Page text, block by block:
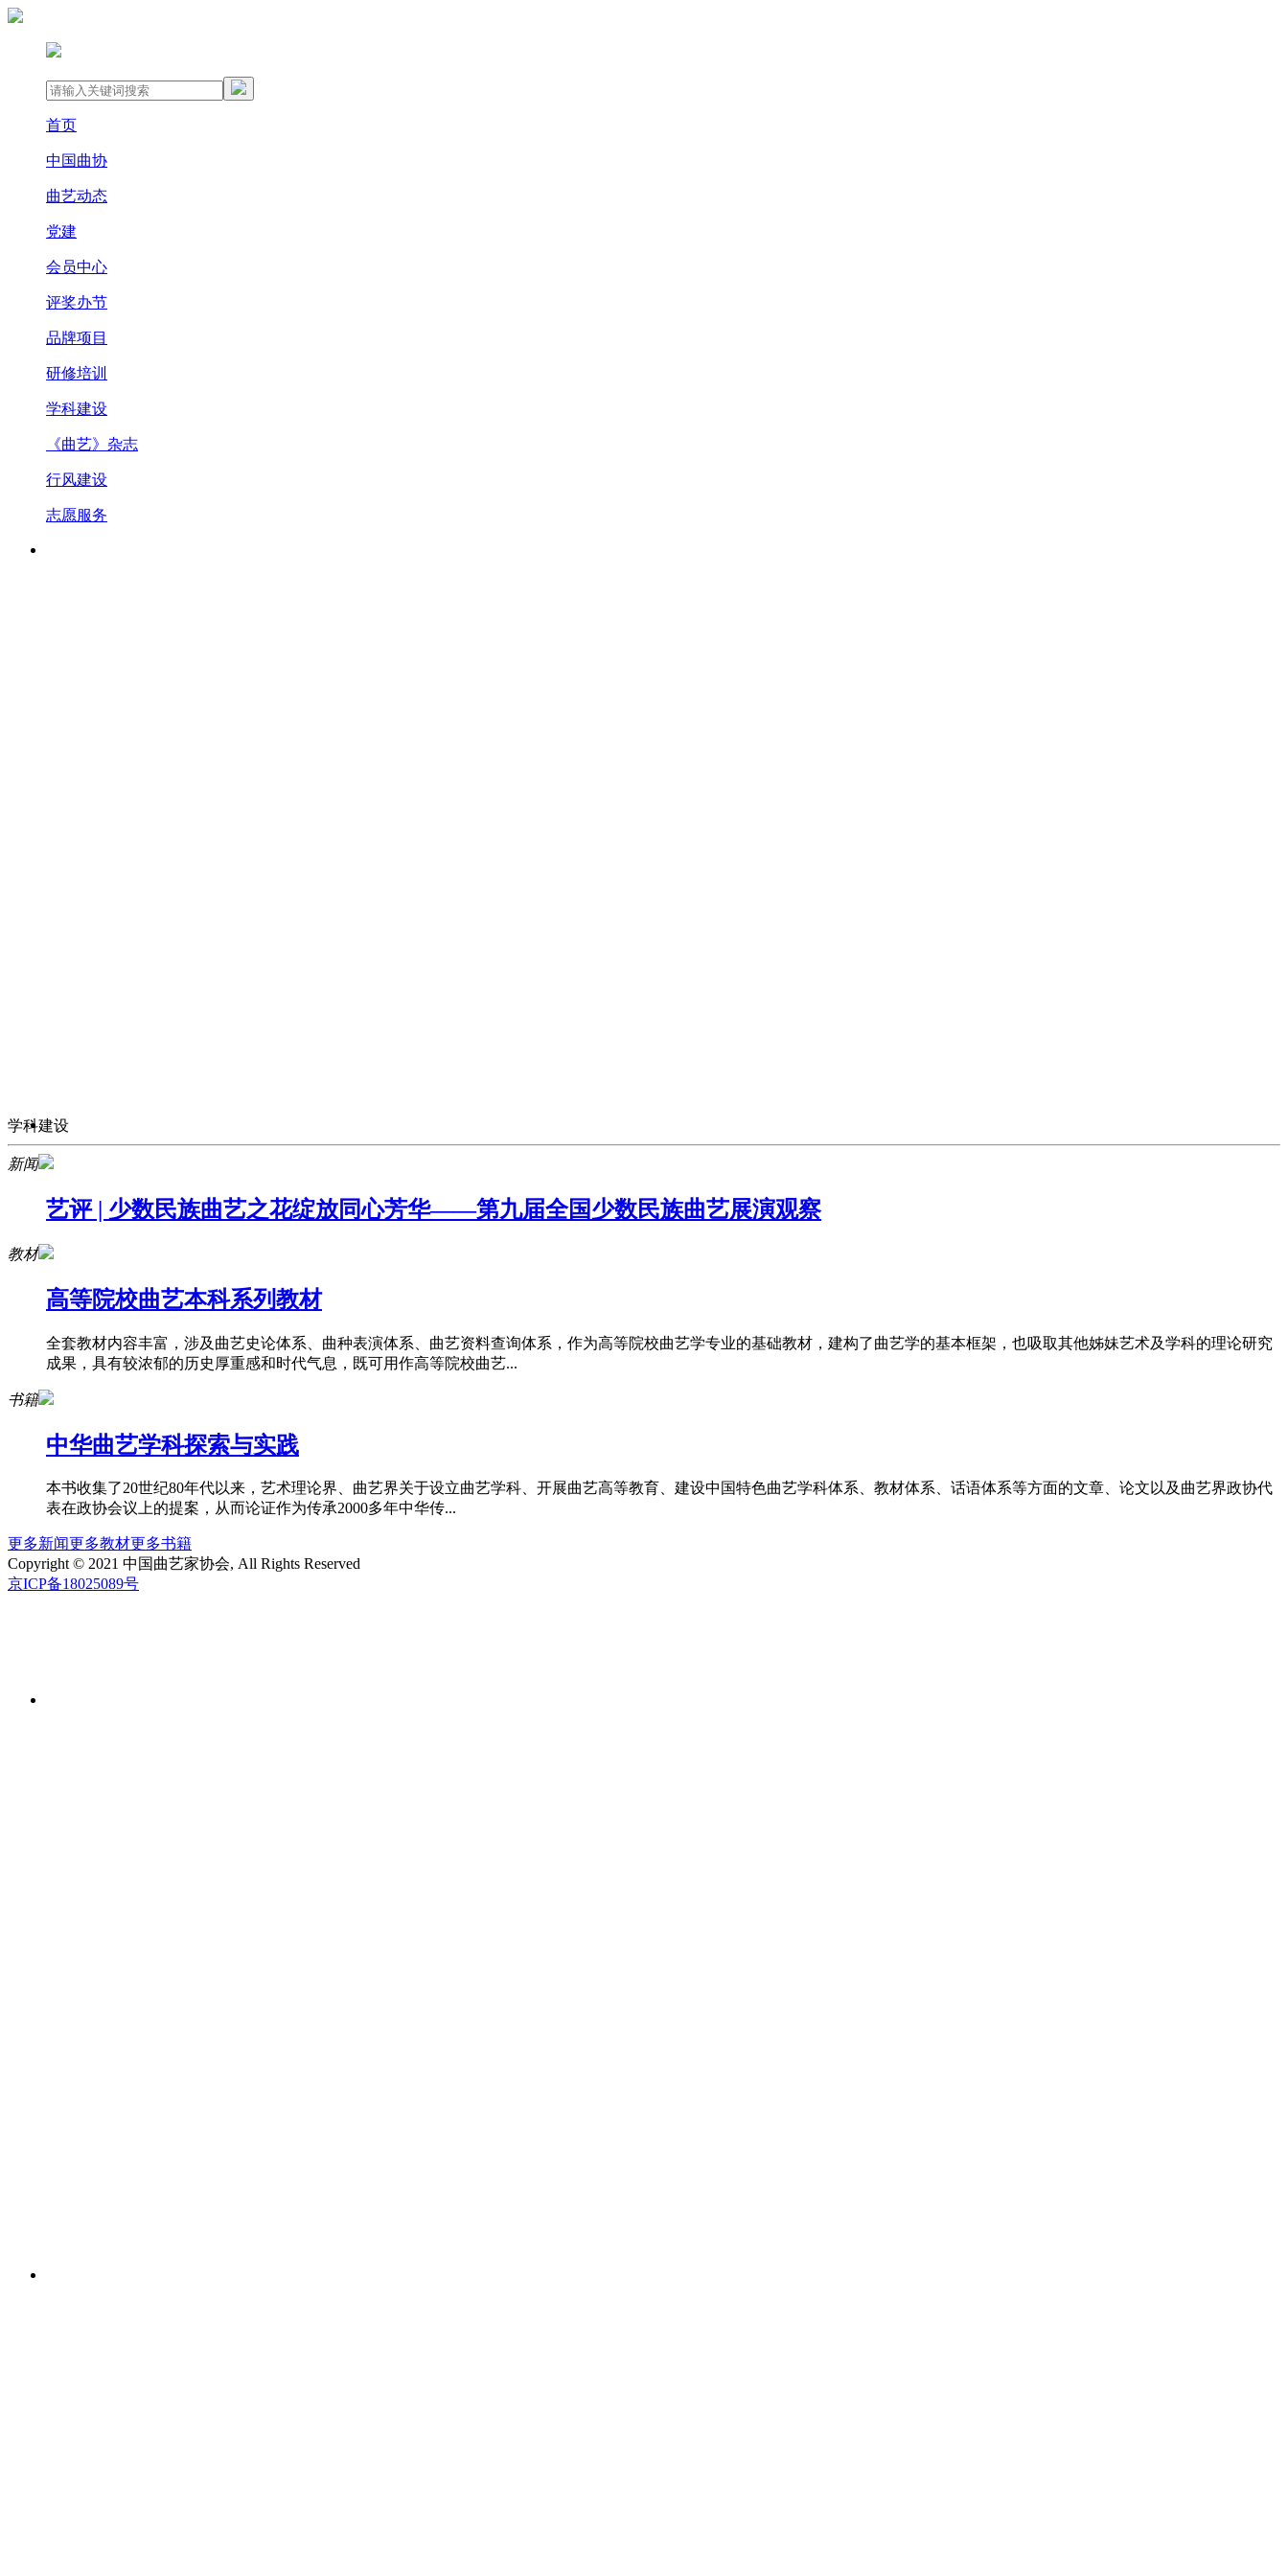
首页
中国曲协
曲艺动态
党建
会员中心
评奖办节
品牌项目
研修培训
学科建设
《曲艺》杂志
行风建设
志愿服务
学科建设
新闻
艺评 | 少数民族曲艺之花绽放同心芳华——第九届全国少数民族曲艺展演观察
教材
高等院校曲艺本科系列教材
全套教材内容丰富，涉及曲艺史论体系、曲种表演体系、曲艺资料查询体系，作为高等院校曲艺学专业的基础教材，建构了曲艺学的基本框架，也吸取其他姊妹艺术及学科的理论研究
成果，具有较浓郁的历史厚重感和时代气息，既可用作高等院校曲艺...
书籍
中华曲艺学科探索与实践
本书收集了20世纪80年代以来，艺术理论界、曲艺界关于设立曲艺学科、开展曲艺高等教育、建设中国特色曲艺学科体系、教材体系、话语体系等方面的文章、论文以及曲艺界政协代
表在政协会议上的提案，从而论证作为传承2000多年中华传...
更多新闻更多教材更多书籍
Copyright © 2021 中国曲艺家协会, All Rights Reserved
京ICP备18025089号